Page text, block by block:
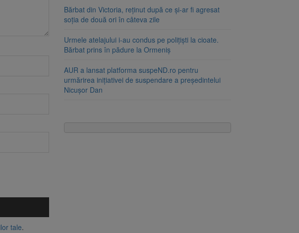
tale.
Bărbat din Victoria, reținut după ce și-ar fi agresat
soția de două ori în câteva zile
Urmele atelajului i-au condus pe polițiști la cioate.
Bărbat prins în pădure la Ormeniș
AUR a lansat platforma suspeND.ro pentru
urmărirea inițiativei de suspendare a președintelui
Nicușor Dan